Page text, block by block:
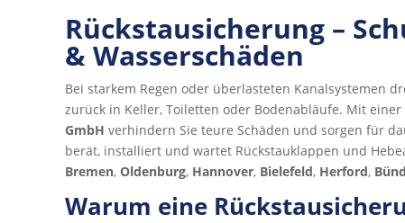
Rückstausicherung –
& Wasserschäden
Bei starkem Regen oder überlasteten Kanalsystemen
zurück in Keller, Toiletten oder Bodenabläufe. Mit
GmbH verhindern Sie teure Schäden und sorgen für
berät, installiert und wartet Rückstauklappen und
Bremen, Oldenburg, Hannover, Bielefeld, Herford,
Warum eine